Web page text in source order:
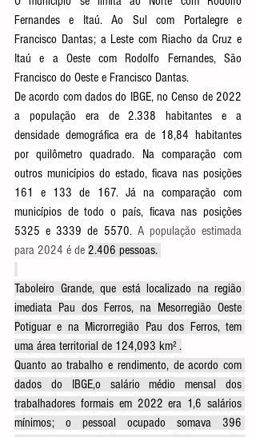
Fernandes e Itaú. Ao Sul com Portalegre e
Francisco Dantas; a Leste com Riacho da Cruz e
Itaú e a Oeste com Rodolfo Fernandes, São
Francisco do Oeste e Francisco Dantas.
De acordo com dados do IBGE, no Censo de 2022
a população era de 2.338 habitantes e a
densidade demográfica era de 18,84 habitantes
por quilômetro quadrado. Na comparação com
outros municípios do estado, ficava nas posições
161 e 133 de 167. Já na comparação com
municípios de todo o país, ficava nas posições
5325 e 3339 de 5570. A população estimada
para 2024 é de 2.406 pessoas.
Taboleiro Grande, que está localizado na região
imediata Pau dos Ferros, na Mesorregião Oeste
Potiguar e na Microrregião Pau dos Ferros, tem
uma área territorial de 124,093 km² .
Quanto ao trabalho e rendimento, de acordo com
dados do IBGE,o salário médio mensal dos
trabalhadores formais em 2022 era 1,6 salários
mínimos; o pessoal ocupado somava 396